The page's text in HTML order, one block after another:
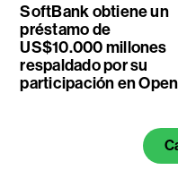
SoftBank obtiene un
préstamo de
US$10.000 millones
respaldado por su
participación en